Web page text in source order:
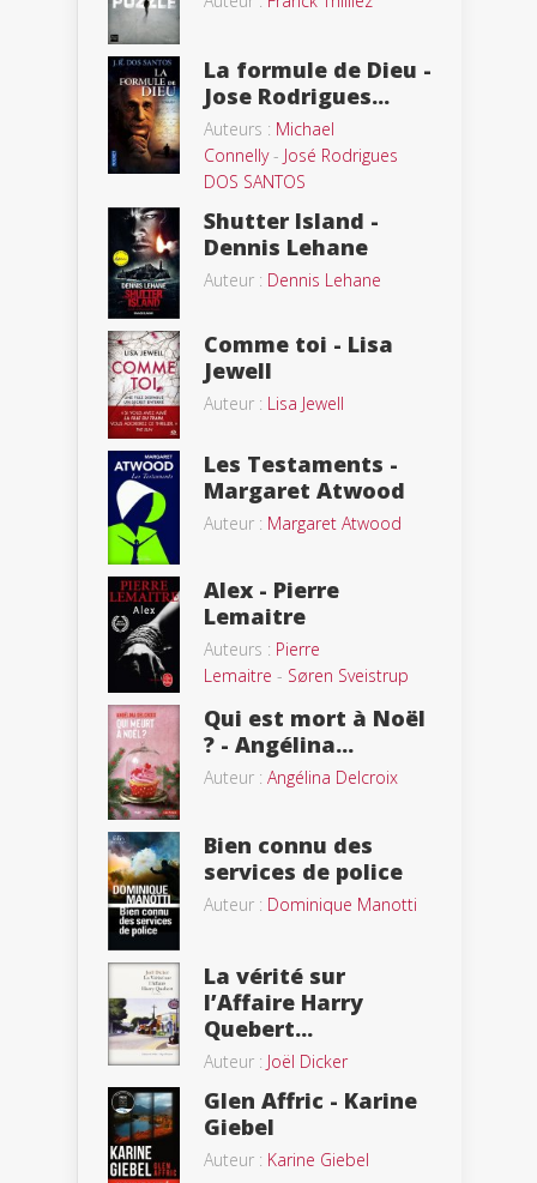
La formule de Dieu -
Jose Rodrigues...
Auteurs : Michael
Connelly- José Rodrigues
DOS SANTOS
Shutter Island -
Dennis Lehane
Auteur : Dennis Lehane
Comme toi - Lisa
Jewell
Auteur : Lisa Jewell
Les Testaments -
Margaret Atwood
Auteur : Margaret Atwood
Alex - Pierre
Lemaitre
Auteurs : Pierre
Lemaitre - Søren Sveistrup
Qui est mort à Noël
? - Angélina...
Auteur : Angélina Delcroix
Bien connu des
services de police
Auteur : Dominique Manotti
La vérité sur
l’Affaire Harry
Quebert...
Auteur : Joël Dicker
Glen Affric - Karine
Giebel
Auteur : Karine Giebel